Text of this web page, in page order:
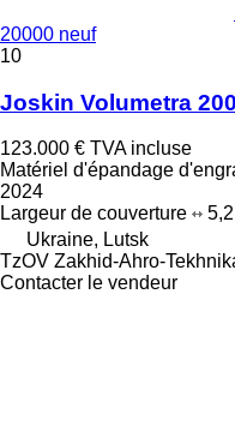
20000 neuf
10
Joskin Volumetra
123.000 € TVA incluse
Matériel d'épandage
2024
Largeur de couverture
Ukraine, Lutsk
TzOV Zakhid-Ahro-
Contacter le vendeur